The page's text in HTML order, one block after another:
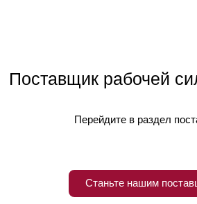
Поставщик рабочей
Перейдите в раздел
Станьте нашим